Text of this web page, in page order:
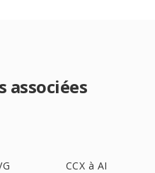
associées
CCX à AI